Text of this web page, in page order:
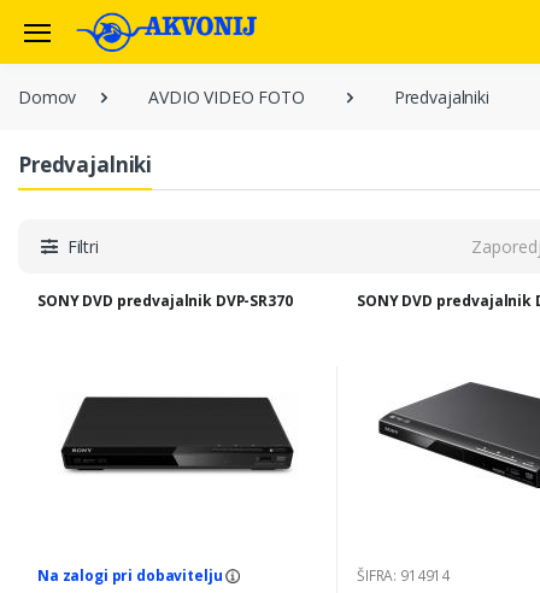
Domov AVDIO VIDEO FOTO Predvajalniki
Predvajalniki
Filtri
SONY DVD predvajalnik DVP-SR370
Na zalogi pri dobavitelju
SONY DVD predvajalnik
ŠIFRA: 914914